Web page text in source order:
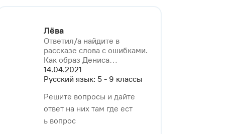
Лёва
Ответил/a найдите в
рассказе слова с ошибками.
Как образ Дениса⁠…
14.04.2021
Русский язык: 5 - 9 классы
Решите вопросы и дайте
ответ на них там где ест
ь вопрос